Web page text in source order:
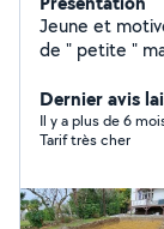
Jeune et
de " petite "
réseaux...(pas
location)) pour
contacter en
Dernier avis
Il y a plus de 6
Tarif très cher